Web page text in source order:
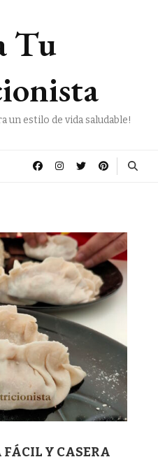
Tu
un estilo de vida saludable!
FÁCIL Y CASERA